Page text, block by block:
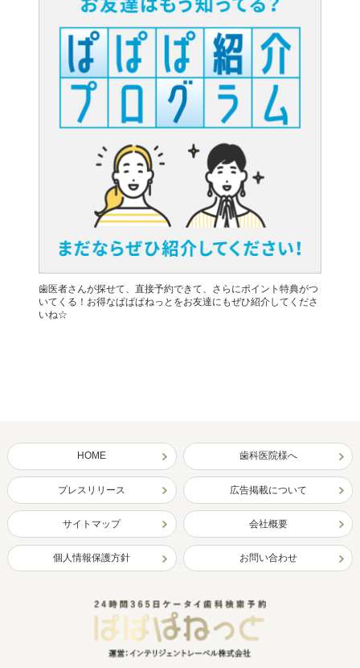
歯医者さんが探せて、直接予約できて、さらにポイント特典がつ
いてくる！お得なぱぱぱねっとをお友達にもぜひ紹介してくださ
いね☆
HOME 歯科医院様へ
プレスリリース 広告掲載について
サイトマップ 会社概要
個人情報保護方針 お問い合わせ